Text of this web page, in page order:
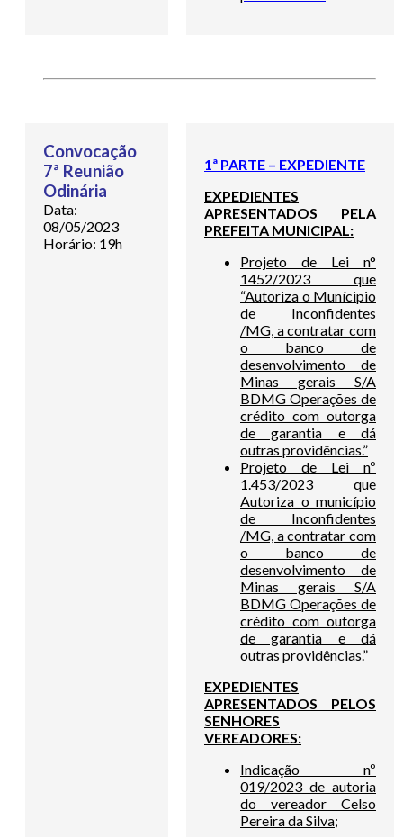
Convocação
7ª Reunião
Odinária
Data:
08/05/2023
Horário: 19h
1ª PARTE – EXPEDIENTE
EXPEDIENTES
APRESENTADOS PELA
PREFEITA MUNICIPAL:
Projeto de Lei n°
1452/2023 que
“Autoriza o Munícipio
de Inconfidentes
/MG, a contratar com
o banco de
desenvolvimento de
Minas gerais S/A
BDMG Operações de
crédito com outorga
de garantia e dá
outras providências.”
Projeto de Lei nº
1.453/2023 que
Autoriza o município
de Inconfidentes
/MG, a contratar com
o banco de
desenvolvimento de
Minas gerais S/A
BDMG Operações de
crédito com outorga
de garantia e dá
outras providências.”
EXPEDIENTES
APRESENTADOS PELOS
SENHORES
VEREADORES:
Indicação nº
019/2023 de autoria
do vereador Celso
Pereira da Silva;